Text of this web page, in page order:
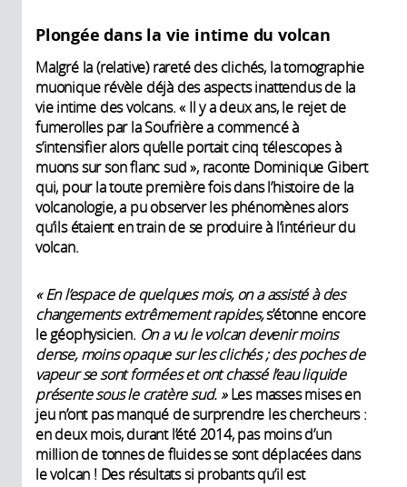
Plongée dans la vie intime du volcan
Malgré la (relative) rareté des clichés, la tomographie
muonique révèle déjà des aspects inattendus de la
vie intime des volcans. « Il y a deux ans, le rejet de
fumerolles par la Soufrière a commencé à
s’intensifier alors qu’elle portait cinq télescopes à
muons sur son flanc sud », raconte Dominique Gibert
qui, pour la toute première fois dans l’histoire de la
volcanologie, a pu observer les phénomènes alors
qu’ils étaient en train de se produire à l’intérieur du
volcan.
« En l’espace de quelques mois, on a assisté à des
changements extrêmement rapides,s’étonne encore
le géophysicien. On a vu le volcan devenir moins
dense, moins opaque sur les clichés ; des poches de
vapeur se sont formées et ont chassé l’eau liquide
présente sous le cratère sud. »Les masses mises en
jeu n’ont pas manqué de surprendre les chercheurs :
en deux mois, durant l’été 2014, pas moins d’un
million de tonnes de fluides se sont déplacées dans
le volcan ! Des résultats si probants qu’il est